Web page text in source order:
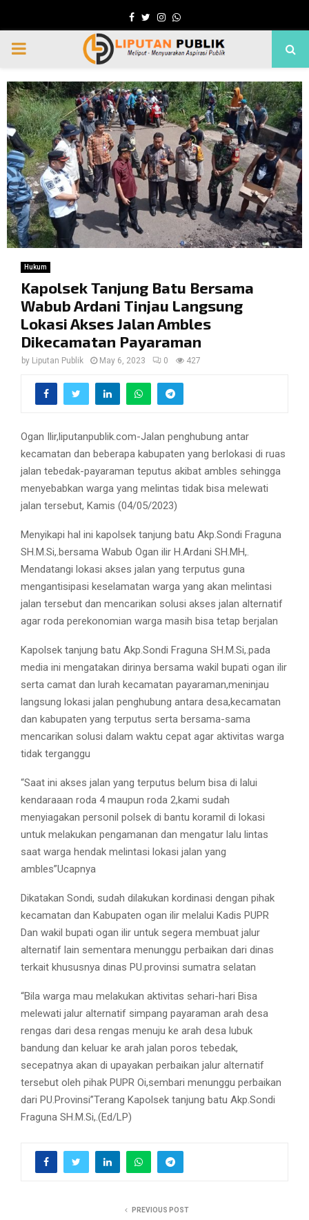
Facebook
TwitterInstagram
Whatsapp
PRIMARY
MENU
Hukum
Kapolsek Tanjung Batu Bersama
Wabub Ardani Tinjau Langsung
Lokasi Akses Jalan Ambles
Dikecamatan Payaraman
by Liputan Publik May 6, 2023 0 427
Ogan Ilir,liputanpublik.com-Jalan penghubung antar
kecamatan dan beberapa kabupaten yang berlokasi di ruas
jalan tebedak-payaraman teputus akibat ambles sehingga
menyebabkan warga yang melintas tidak bisa melewati
jalan tersebut, Kamis (04/05/2023)
Menyikapi hal ini kapolsek tanjung batu Akp.Sondi Fraguna
SH.M.Si,.bersama Wabub Ogan ilir H.Ardani SH.MH,.
Mendatangi lokasi akses jalan yang terputus guna
mengantisipasi keselamatan warga yang akan melintasi
jalan tersebut dan mencarikan solusi akses jalan alternatif
agar roda perekonomian warga masih bisa tetap berjalan
Kapolsek tanjung batu Akp.Sondi Fraguna SH.M.Si,.pada
media ini mengatakan dirinya bersama wakil bupati ogan ilir
serta camat dan lurah kecamatan payaraman,meninjau
langsung lokasi jalan penghubung antara desa,kecamatan
dan kabupaten yang terputus serta bersama-sama
mencarikan solusi dalam waktu cepat agar aktivitas warga
tidak terganggu
“Saat ini akses jalan yang terputus belum bisa di lalui
kendaraaan roda 4 maupun roda 2,kami sudah
menyiagakan personil polsek di bantu koramil di lokasi
untuk melakukan pengamanan dan mengatur lalu lintas
saat warga hendak melintasi lokasi jalan yang
ambles”Ucapnya
Dikatakan Sondi, sudah dilakukan kordinasi dengan pihak
kecamatan dan Kabupaten ogan ilir melalui Kadis PUPR
Dan wakil bupati ogan ilir untuk segera membuat jalur
alternatif lain sementara menunggu perbaikan dari dinas
terkait khususnya dinas PU.provinsi sumatra selatan
“Bila warga mau melakukan aktivitas sehari-hari Bisa
melewati jalur alternatif simpang payaraman arah desa
rengas dari desa rengas menuju ke arah desa lubuk
bandung dan keluar ke arah jalan poros tebedak,
secepatnya akan di upayakan perbaikan jalur alternatif
tersebut oleh pihak PUPR Oi,sembari menunggu perbaikan
dari PU.Provinsi”Terang Kapolsek tanjung batu Akp.Sondi
Fraguna SH.M.Si,.(Ed/LP)
PREVIOUS POST